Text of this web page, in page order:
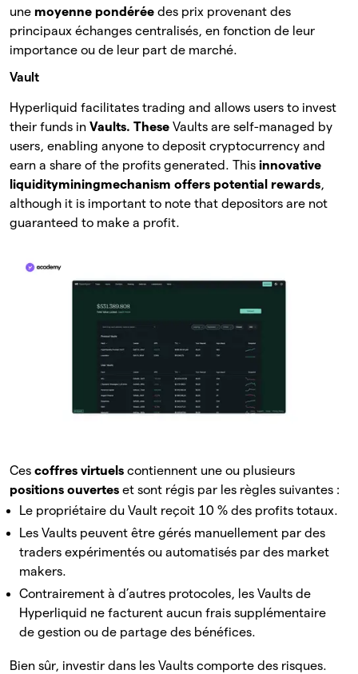
une moyenne pondérée des prix provenant des
principaux échanges centralisés, en fonction de leur
importance ou de leur part de marché.
Vault
Hyperliquid facilitates trading and allows users to invest
their funds in Vaults. These Vaults are self-managed by
users, enabling anyone to deposit cryptocurrency and
earn a share of the profits generated. This innovative
liquidityminingmechanism offers potential rewards,
although it is important to note that depositors are not
guaranteed to make a profit.
Ces coffres virtuels contiennent une ou plusieurs
positions ouvertes et sont régis par les règles suivantes :
Le propriétaire du Vault reçoit 10 % des profits totaux.
Les Vaults peuvent être gérés manuellement par des
traders expérimentés ou automatisés par des market
makers.
Contrairement à d’autres protocoles, les Vaults de
Hyperliquid ne facturent aucun frais supplémentaire
de gestion ou de partage des bénéfices.
Bien sûr, investir dans les Vaults comporte des risques.